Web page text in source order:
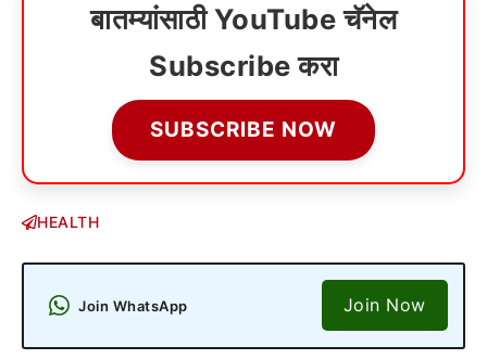
बातम्यांसाठी YouTube चॅनेल
Subscribe करा
SUBSCRIBE NOW
HEALTH
Join WhatsApp Join Now